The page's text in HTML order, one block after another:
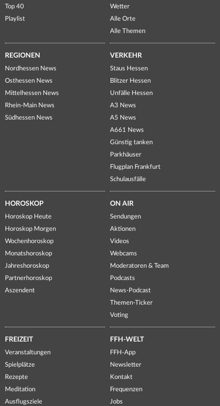
Top 40
Playlist
Wetter
Alle Orte
Alle Themen
REGIONEN
Nordhessen News
Osthessen News
Mittelhessen News
Rhein-Main News
Südhessen News
VERKEHR
Staus Hessen
Blitzer Hessen
Unfälle Hessen
A3 News
A5 News
A661 News
Günstig tanken
Parkhäuser
Flugplan Frankfurt
Schulausfälle
HOROSKOP
Horoskop Heute
Horoskop Morgen
Wochenhoroskop
Monatshoroskop
Jahreshoroskop
Partnerhoroskop
Aszendent
ON AIR
Sendungen
Aktionen
Videos
Webcams
Moderatoren & Team
Podcasts
News-Podcast
Themen-Ticker
Voting
FREIZEIT
Veranstaltungen
Spielplätze
Rezepte
Meditation
Ausflugsziele
FFH-WELT
FFH-App
Newsletter
Kontakt
Frequenzen
Jobs